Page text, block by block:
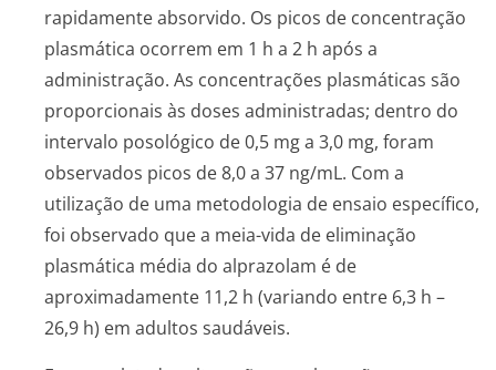
rapidamente absorvido. Os picos de concentração
plasmática ocorrem em 1 h a 2 h após a
administração. As concentrações plasmáticas são
proporcionais às doses administradas; dentro do
intervalo posológico de 0,5 mg a 3,0 mg, foram
observados picos de 8,0 a 37 ng/mL. Com a
utilização de uma metodologia de ensaio específico,
foi observado que a meia-vida de eliminação
plasmática média do alprazolam é de
aproximadamente 11,2 h (variando entre 6,3 h –
26,9 h) em adultos saudáveis.